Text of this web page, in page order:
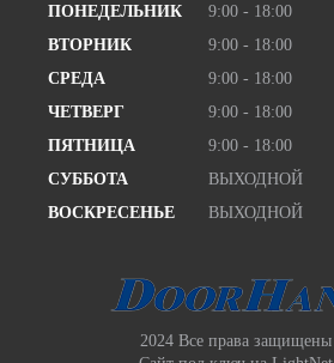
ПОНЕДЕЛЬНИК
9:00 - 18:00
ВТОРНИК
9:00 - 18:00
СРЕДА
9:00 - 18:00
ЧЕТВЕРГ
9:00 - 18:00
ПЯТНИЦА
9:00 - 18:00
СУББОТА
ВЫХОДНОЙ
ВОСКРЕСЕНЬЕ
ВЫХОДНОЙ
2024 Все права защищены